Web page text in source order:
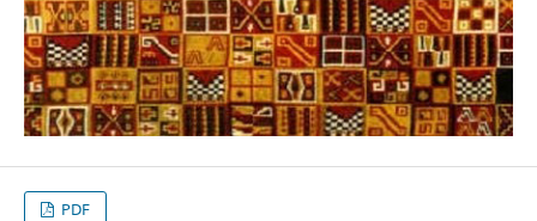
PDF